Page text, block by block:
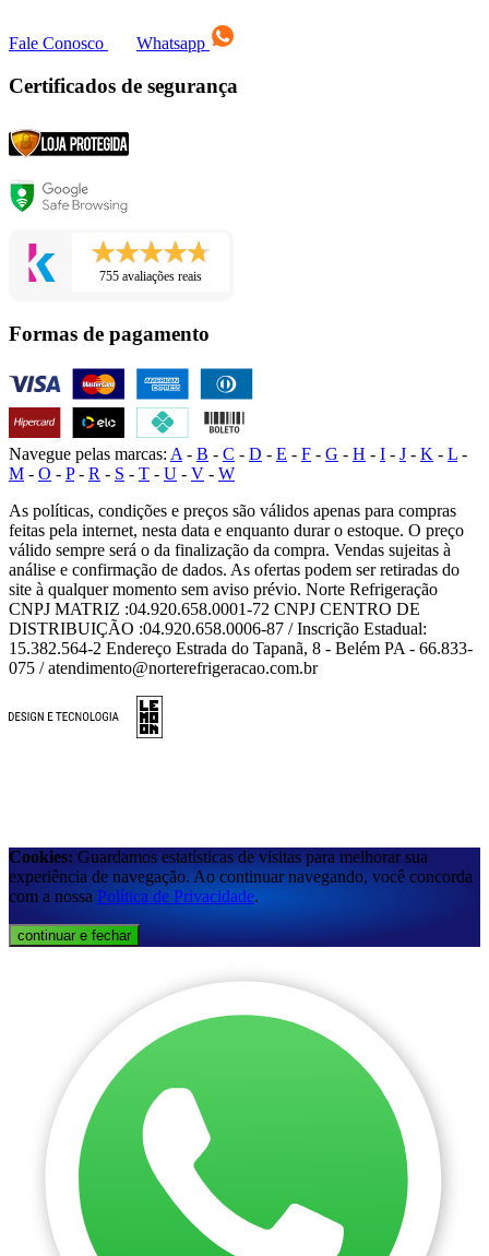
Fale Conosco Whatsapp
Certificados de segurança
755 avaliações reais
Formas de pagamento
Navegue pelas marcas: A - B - C - D - E - F - G - H - I - J - K - L -
M - O - P- R - S - T - U - V - W
As políticas, condições e preços são válidos apenas para compras
feitas pela internet, nesta data e enquanto durar o estoque. O preço
válido sempre será o da finalização da compra. Vendas sujeitas à
análise e confirmação de dados. As ofertas podem ser retiradas do
site à qualquer momento sem aviso prévio. Norte Refrigeração
CNPJ MATRIZ :04.920.658.0001-72 CNPJ CENTRO DE
DISTRIBUIÇÃO :04.920.658.0006-87 / Inscrição Estadual:
15.382.564-2 Endereço Estrada do Tapanã, 8 - Belém PA - 66.833-
075 / atendimento@norterefrigeracao.com.br
Cookies: Guardamos estatísticas de visitas para melhorar sua
experiência de navegação. Ao continuar navegando, você concorda
com a nossa Política de Privacidade.
continuar e fechar